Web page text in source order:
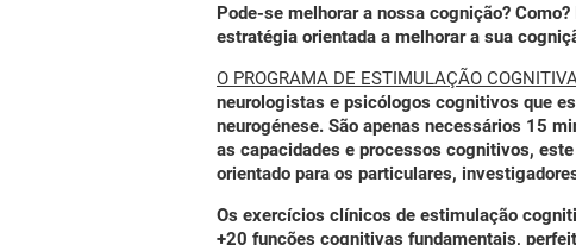
Pode-se melhorar a nossa cognição?
estratégia orientada a melhorar a sua
O PROGRAMA DE ESTIMULAÇÃO
neurologistas e psicólogos cognitivos que
neurogénese. São apenas necessários 15
as capacidades e processos cognitivos,
orientado para os particulares,
Os exercícios clínicos de estimulação
+20 funções cognitivas fundamentais,